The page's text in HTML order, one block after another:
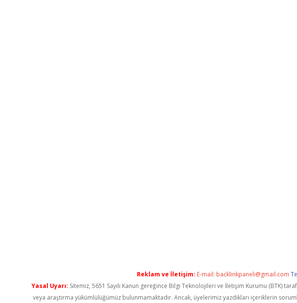
Reklam ve İletişim: E-mail: backlinkpaneli@gmail.com
Yasal Uyarı: Sitemiz, 5651 Sayılı Kanun gereğince Bilgi Teknolojileri ve İletişim Kurumu (BTK)
veya araştırma yükümlülüğümüz bulunmamaktadır. Ancak, üyelerimiz yazdıkları içeriklerin